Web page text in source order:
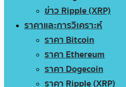
ข่าว Ripple (XRP)
ราคาและการวิเคราะห์
ราคา Bitcoin
ราคา Ethereum
ราคา Dogecoin
ราคา Ripple (XRP)